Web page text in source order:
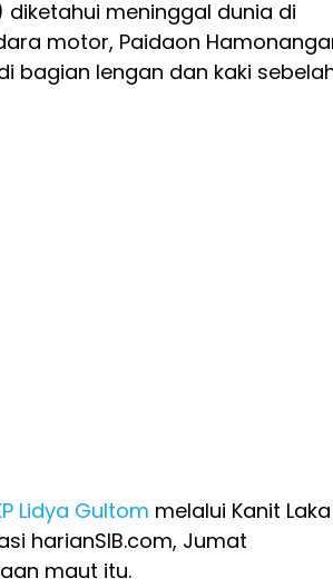
meninggal dunia di
motor, Paidaon
bagian lengan dan kaki
Lidya Gultom melalui Kanit Laka
harianSIB.com, Jumat
maut itu.